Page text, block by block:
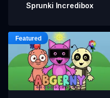
Sprunki Incredibox